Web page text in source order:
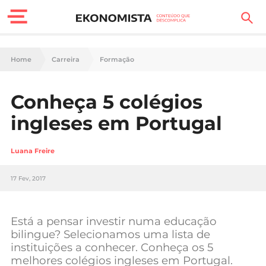
Finanças Pessoais
Carreira
Casa
Tecnologia
Negócios
Home Carreira Formação
Conheça 5 colégios
ingleses em Portugal
Luana Freire
17 Fev, 2017
Está a pensar investir numa educação
bilingue? Selecionamos uma lista de
instituições a conhecer. Conheça os 5
melhores colégios ingleses em Portugal.